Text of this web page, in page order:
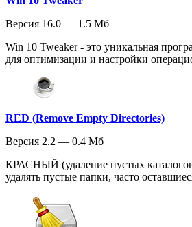
Версия 16.0 — 1.5 Мб
Win 10 Tweaker - это уникальная
для оптимизации и настройки
RED (Remove Empty Directories)
Версия 2.2 — 0.4 Мб
КРАСНЫЙ (удаление пустых
удалять пустые папки, часто